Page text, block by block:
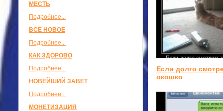
МЕСТЬ
Подробнее...
ВСЕ НОВОЕ
Подробнее...
КАК ЗДОРОВО
Подробнее...
НОВЕЙШИЙ ЗАВЕТ
Подробнее...
МОНЕТИЗАЦИЯ
Если долго
окошко